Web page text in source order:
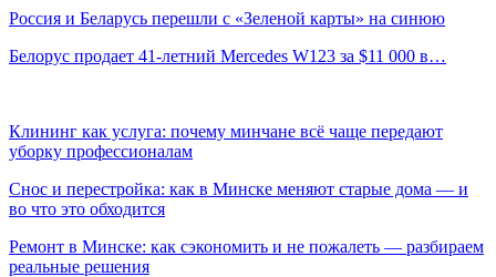
Россия и Беларусь перешли с «Зеленой карты» на синюю
Белорус продает 41-летний Mercedes W123 за $11 000 в…
Клининг как услуга: почему минчане всё чаще передают
уборку профессионалам
Снос и перестройка: как в Минске меняют старые дома — и
во что это обходится
Ремонт в Минске: как сэкономить и не пожалеть — разбираем
реальные решения